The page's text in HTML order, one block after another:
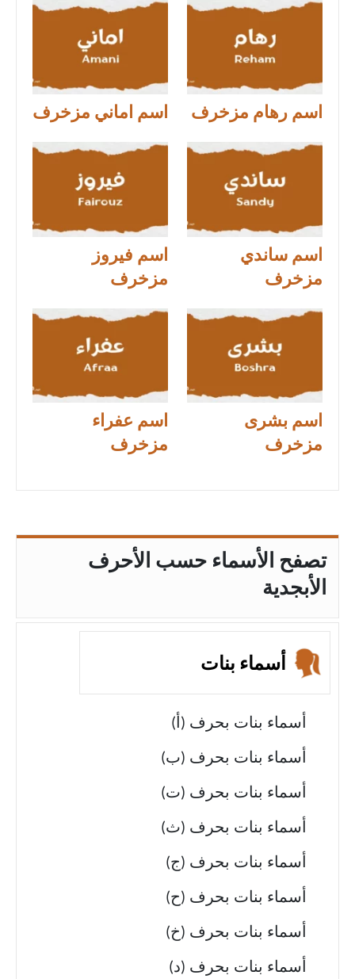
اسم رهام مزخرف اسم اماني مزخرف
اسم ساندي
مزخرف
اسم فيروز
مزخرف
اسم بشرى
مزخرف
اسم عفراء
مزخرف
تصفح الأسماء حسب الأحرف
الأبجدية
أسماء بنات
أسماء بنات بحرف (أ)
أسماء بنات بحرف (ب)
أسماء بنات بحرف (ت)
أسماء بنات بحرف (ث)
أسماء بنات بحرف (ج)
أسماء بنات بحرف (ح)
أسماء بنات بحرف (خ)
أسماء بنات بحرف (د)